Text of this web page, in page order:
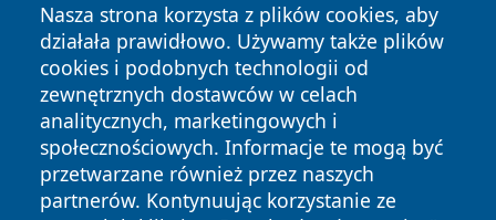
Nasza strona korzysta z plików cookies, aby
działała prawidłowo. Używamy także plików
cookies i podobnych technologii od
zewnętrznych dostawców w celach
analitycznych, marketingowych i
społecznościowych. Informacje te mogą być
przetwarzane również przez naszych
partnerów. Kontynuując korzystanie ze
Copyright © 2026 echowarszawy.pl Wszystkie prawa
zastrzeżone.
News Autorzy
Polityka
Polityka